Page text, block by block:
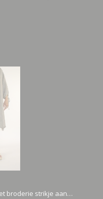
broderie strikje aan…